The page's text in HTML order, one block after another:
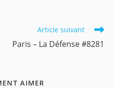
Article suivant
Paris – La Défense #8281
AIMER